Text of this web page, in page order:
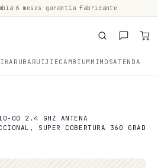
6 meses garantía fabricante
ARUBA RUIJIECAMBIUM MIMOSATENDA
00 2.4 GHZ ANTENA
SUPER COBERTURA 360 GRAD